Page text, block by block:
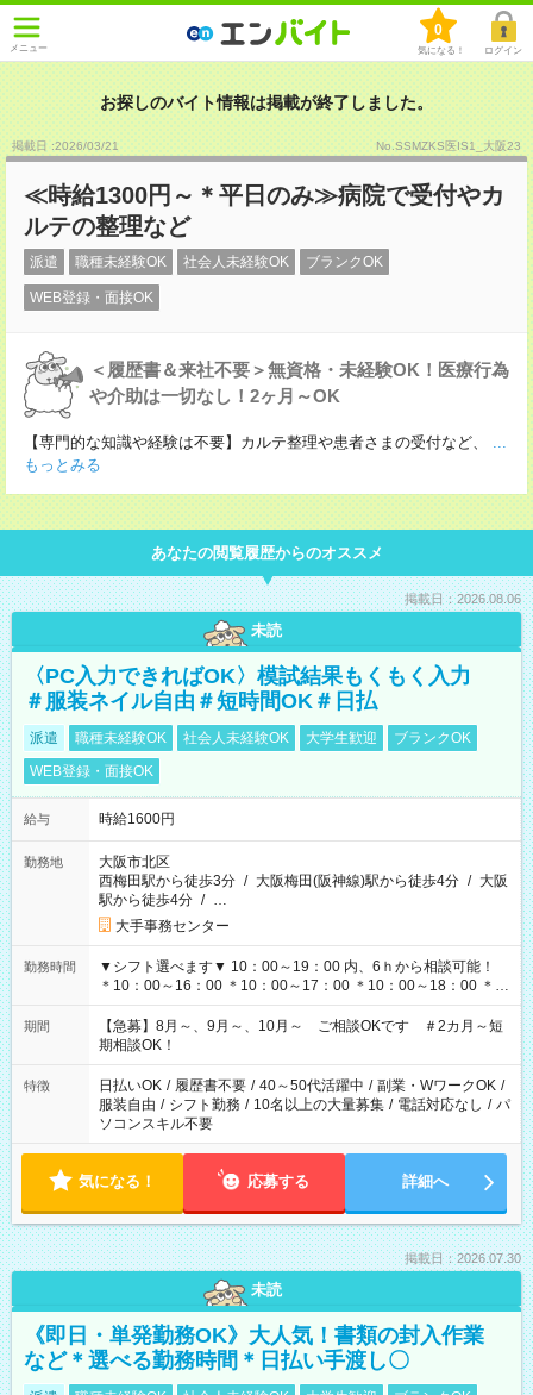
メニュー
0
気になる！ ログイン
お探しのバイト情報は掲載が終了しました。
掲載日 :2026/03/21 No.SSMZKS医IS1_大阪23
≪時給1300円～＊平日のみ≫病院で受付やカ
ルテの整理など
派遣 職種未経験OK 社会人未経験OK ブランクOK
WEB登録・面接OK
＜履歴書＆来社不要＞無資格・未経験OK！医療行為
や介助は一切なし！2ヶ月～OK
【専門的な知識や経験は不要】カルテ整理や患者さまの受付など、
...
もっとみる
あなたの閲覧履歴からのオススメ
掲載日：2026.08.06
未読
〈PC入力できればOK〉模試結果もくもく入力
＃服装ネイル自由＃短時間OK＃日払
派遣 職種未経験OK 社会人未経験OK 大学生歓迎
ブランクOK
WEB登録・面接OK
給与 時給1600円
勤務地
大阪市北区
西梅田駅から徒歩3分 / 大阪梅田(阪神線)駅から徒歩4分 / 大阪
駅から徒歩4分 / …
大手事務センター
勤務時間
▼シフト選べます▼ 10：00～19：00 内、6ｈから相談可能！
＊10：00～16：00 ＊10：00～17：00 ＊10：00～18：00 ＊
11：00～19：00 ＊12：00～19：00 ＊13：00～19：00
期間
【急募】8月～、9月～、10月～ ご相談OKです ＃2カ月～短
期相談OK！
特徴 日払いOK / 履歴書不要 / 40～50代活躍中 / 副業・WワークOK /
服装自由 / シフト勤務 / 10名以上の大量募集 / 電話対応なし / パ
ソコンスキル不要
気になる！ 応募する 詳細へ
掲載日：2026.07.30
未読
《即日・単発勤務OK》大人気！書類の封入作業
など＊選べる勤務時間＊日払い手渡し〇